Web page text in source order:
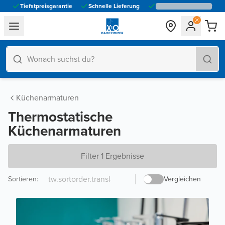
Tiefstpreisgarantie Schnelle Lieferung
general.navigation.toggle_menu.label
Küchenarmaturen
Thermostatische
Küchenarmaturen
Filter 1 Ergebnisse
Vergleichen
Sortieren: